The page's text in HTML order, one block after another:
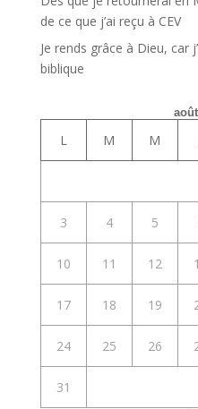
de ce que j’ai reçu à CEV
Je rends grâce à Dieu, car
biblique
L M M
3 4 5
10 11 12
17 18 19
24 25 26
31